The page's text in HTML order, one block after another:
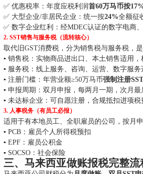
✅ 优惠税率：年度应税利润首60万马币按
✅ 大型企业/非居民企业：统一按24%全额征
✅ 数字企业红利：经MDEC认证的数字电商
2. SST销售与服务税（流转核心）
取代旧GST消费税，分为销售税与服务税，
▪️ 销售税：实物商品进出口、本土销售适用，
▪️ 服务税：线上服务、咨询、运营、数字服
▪️ 注册门槛：年营业额≥50万马币强制注册
▪️ 申报周期：双月申报，每两月一期，次月最
▪️ 未达标企业：可自愿注册，合规抵扣进项税
3. 人事税务（有员工必报）
适用于有本地员工、全职雇员的公司，按月申
▪️ PCB：雇员个人所得税预扣
▪️ EPF：雇员公积金
▪️ SOCSO：社会保险
三、马来西亚做账报税完整流